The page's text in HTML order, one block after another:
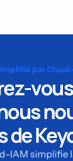
par
de
IAM simplifie